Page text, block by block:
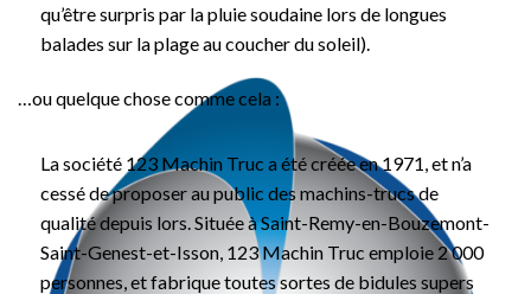
qu’être surpris par la pluie soudaine lors de longues
balades sur la plage au coucher du soleil).
…ou quelque chose comme cela :
La société 123 Machin Truc a été créée en 1971, et n’a
cessé de proposer au public des machins-trucs de
qualité depuis lors. Située à Saint-Remy-en-Bouzemont-
Saint-Genest-et-Isson, 123 Machin Truc emploie 2 000
personnes, et fabrique toutes sortes de bidules supers